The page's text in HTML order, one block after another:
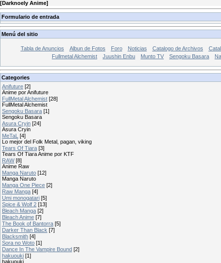
[Darknoely Anime]
Formulario de entrada
Menú del sitio
Tabla de Anuncios Albun de Fotos Foro Noticias Catalogo de Archivos
Fullmetal Alchemist
Juushin Enbu Munto TV Sengoku Basara
Categories
Anifuture [2]
Anime por Anifuture
FullMetal Alchemist [28]
FullMetal Alchemist
Sengoku Basara [1]
Sengoku Basara
Asura Cryin [24]
Asura Cryin
MeTaL [4]
Lo mejor del Folk Metal, pagan, viking
Tears Of Tiara [3]
Tears Of Tiara Anime por KTF
RAW [8]
Anime Raw
Manga Naruto [12]
Manga Naruto
Manga One Piece [2]
Raw Manga [4]
Umi monogatari [5]
Spice & Wolf 2 [13]
Bleach Manga [2]
Bleach Anime [7]
The Book of Bantorra [5]
Darker Than Black [7]
Blacksmith [4]
Sora no Woto [1]
Dance In The Vampire Bound [2]
hakuouki [1]
hakuouki